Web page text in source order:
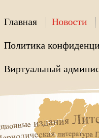
Главная Новости
Политика
Виртуальный